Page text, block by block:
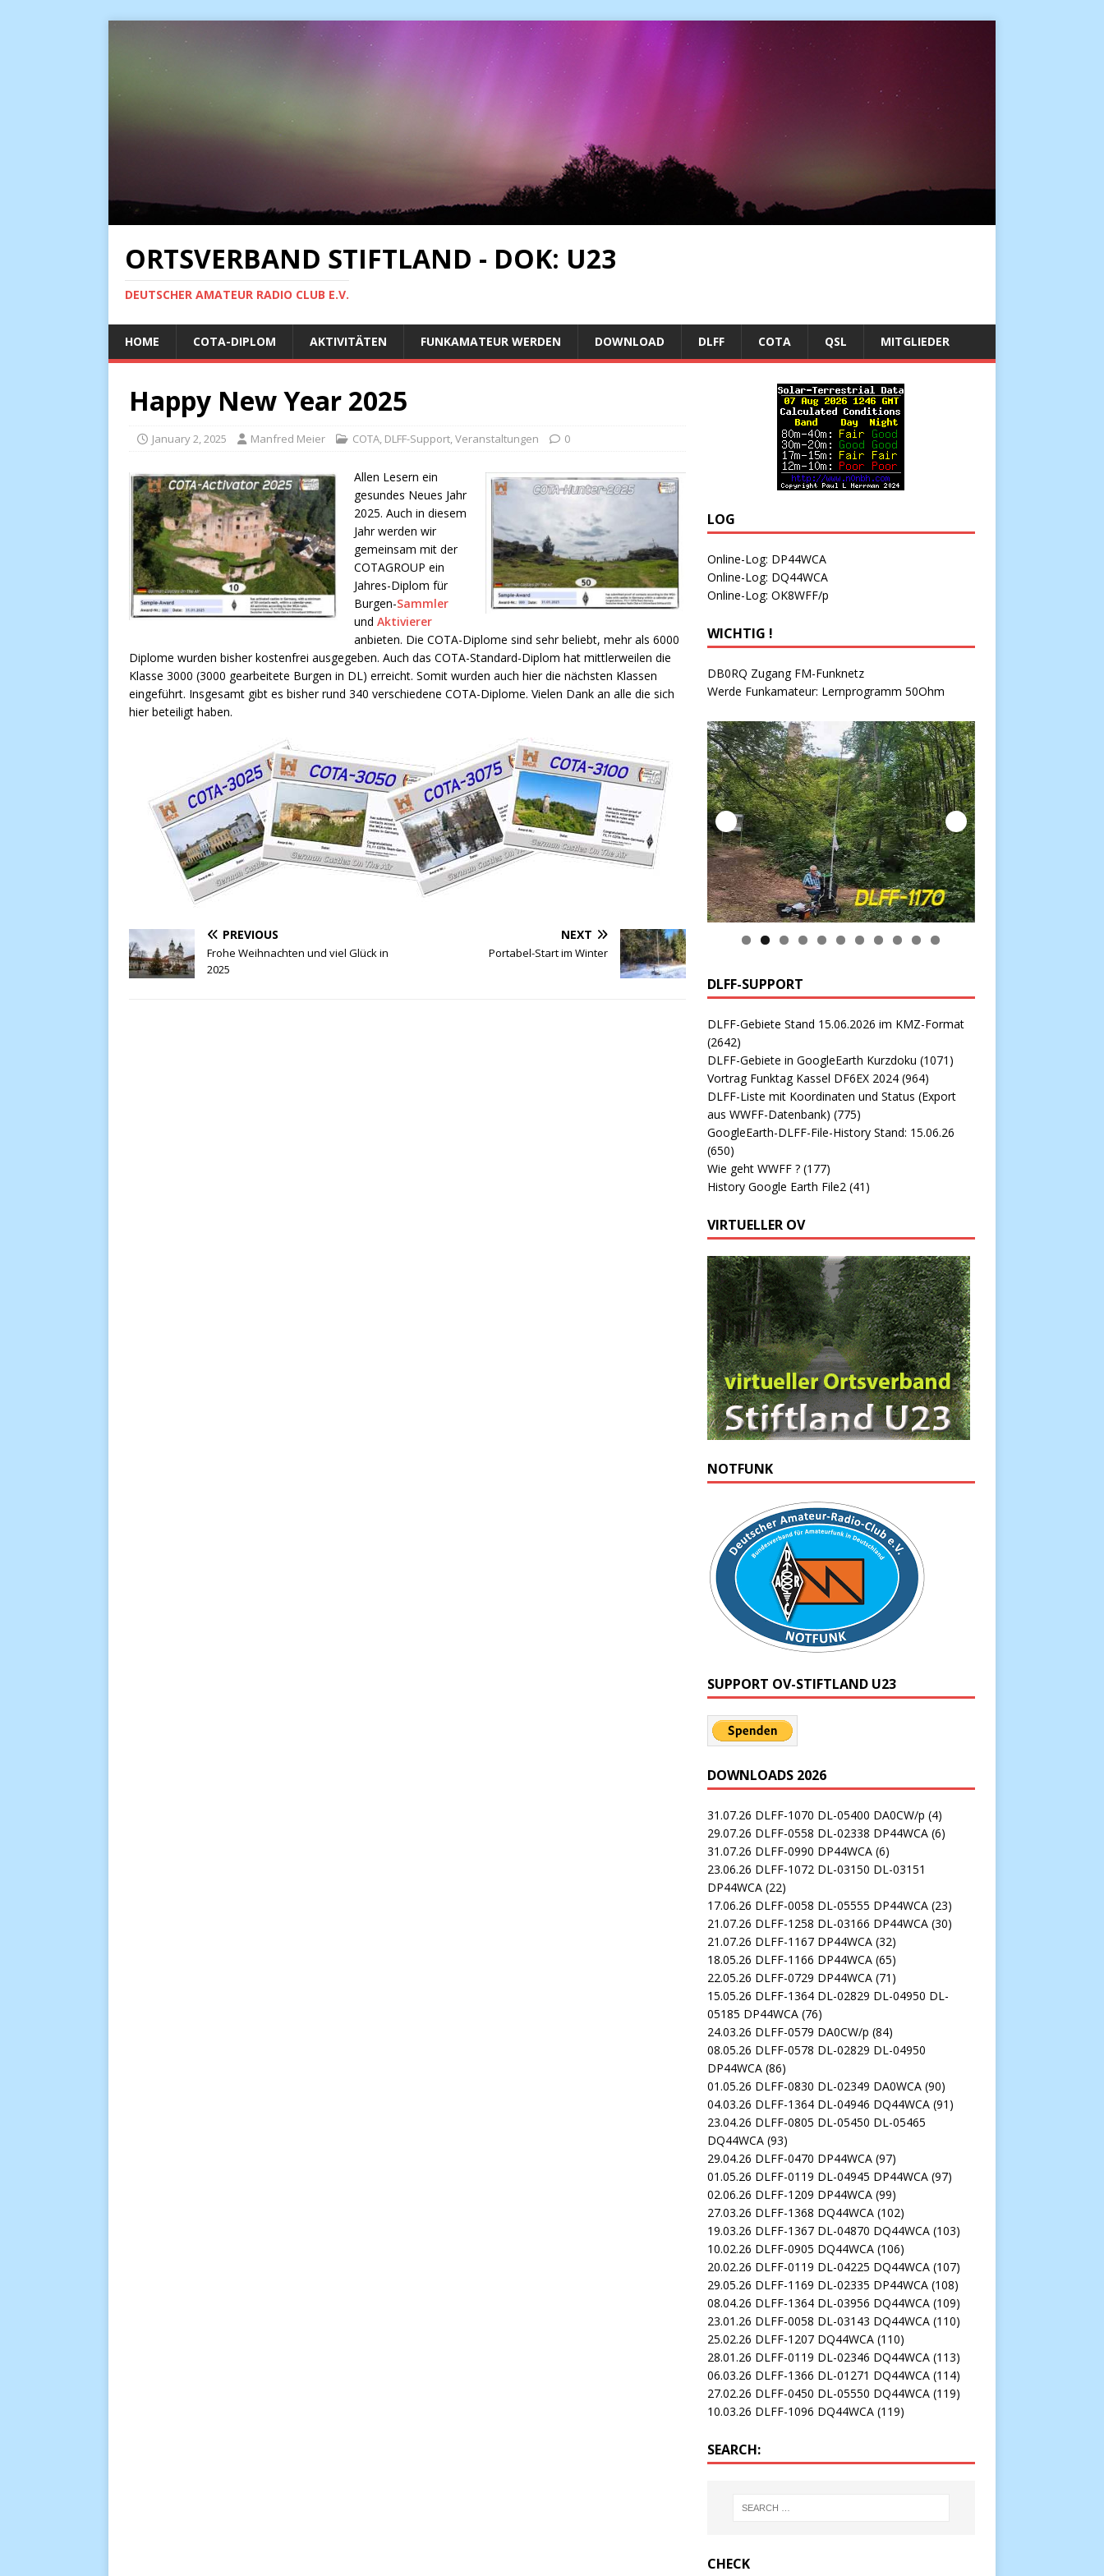
ORTSVERBAND STIFTLAND - DOK: U23
DEUTSCHER AMATEUR RADIO CLUB E.V.
HOME COTA-DIPLOM AKTIVITÄTEN FUNKAMATEUR WERDEN DOWNLOAD DLFF COTA QSL MITGLIEDER
Happy New Year 2025
January 2, 2025 Manfred Meier COTA, DLFF-Support,Veranstaltungen 0
Allen Lesern ein
gesundes Neues Jahr
2025. Auch in diesem
Jahr werden wir
gemeinsam mit der
COTAGROUP ein
Jahres-Diplom für
Burgen-Sammler
und Aktivierer
anbieten. Die COTA-Diplome sind sehr beliebt, mehr als 6000
Diplome wurden bisher kostenfrei ausgegeben. Auch das COTA-Standard-Diplom hat mittlerweilen die
Klasse 3000 (3000 gearbeitete Burgen in DL) erreicht. Somit wurden auch hier die nächsten Klassen
eingeführt. Insgesamt gibt es bisher rund 340 verschiedene COTA-Diplome. Vielen Dank an alle die sich
hier beteiligt haben.
PREVIOUS
Frohe Weihnachten und viel Glück in
2025
NEXT
Portabel-Start im Winter
LOG
Online-Log: DP44WCA
Online-Log: DQ44WCA
Online-Log: OK8WFF/p
WICHTIG !
DB0RQ Zugang FM-Funknetz
Werde Funkamateur: Lernprogramm 50Ohm
0 1
DLFF-SUPPORT
DLFF-Gebiete Stand 15.06.2026 im KMZ-Format
(2642)
DLFF-Gebiete in GoogleEarth Kurzdoku (1071)
Vortrag Funktag Kassel DF6EX 2024(964)
DLFF-Liste mit Koordinaten und Status (Export
aus WWFF-Datenbank) (775)
GoogleEarth-DLFF-File-History Stand: 15.06.26
(650)
Wie geht WWFF ?(177)
History Google Earth File2(41)
VIRTUELLER OV
NOTFUNK
SUPPORT OV-STIFTLAND U23
DOWNLOADS 2026
31.07.26 DLFF-1070 DL-05400 DA0CW/p (4)
29.07.26 DLFF-0558 DL-02338 DP44WCA(6)
31.07.26 DLFF-0990 DP44WCA(6)
23.06.26 DLFF-1072 DL-03150 DL-03151
DP44WCA(22)
17.06.26 DLFF-0058 DL-05555 DP44WCA(23)
21.07.26 DLFF-1258 DL-03166 DP44WCA(30)
21.07.26 DLFF-1167 DP44WCA(32)
18.05.26 DLFF-1166 DP44WCA(65)
22.05.26 DLFF-0729 DP44WCA(71)
15.05.26 DLFF-1364 DL-02829 DL-04950 DL-
05185 DP44WCA(76)
24.03.26 DLFF-0579 DA0CW/p (84)
08.05.26 DLFF-0578 DL-02829 DL-04950
DP44WCA(86)
01.05.26 DLFF-0830 DL-02349 DA0WCA(90)
04.03.26 DLFF-1364 DL-04946 DQ44WCA(91)
23.04.26 DLFF-0805 DL-05450 DL-05465
DQ44WCA(93)
29.04.26 DLFF-0470 DP44WCA(97)
01.05.26 DLFF-0119 DL-04945 DP44WCA(97)
02.06.26 DLFF-1209 DP44WCA(99)
27.03.26 DLFF-1368 DQ44WCA(102)
19.03.26 DLFF-1367 DL-04870 DQ44WCA(103)
10.02.26 DLFF-0905 DQ44WCA(106)
20.02.26 DLFF-0119 DL-04225 DQ44WCA(107)
29.05.26 DLFF-1169 DL-02335 DP44WCA(108)
08.04.26 DLFF-1364 DL-03956 DQ44WCA(109)
23.01.26 DLFF-0058 DL-03143 DQ44WCA(110)
25.02.26 DLFF-1207 DQ44WCA(110)
28.01.26 DLFF-0119 DL-02346 DQ44WCA(113)
06.03.26 DLFF-1366 DL-01271 DQ44WCA(114)
27.02.26 DLFF-0450 DL-05550 DQ44WCA(119)
10.03.26 DLFF-1096 DQ44WCA(119)
SEARCH:
CHECK